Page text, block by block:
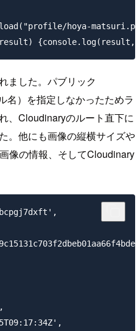
hoya-
ました。パブリック
名）を指定しなかったためラ
、Cloudinaryのルート直下に
。他にも画像の縦横サイズや
像の情報、そしてCloudinary